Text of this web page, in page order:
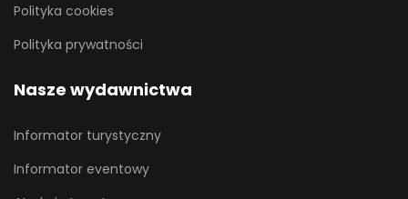
Polityka cookies
Polityka prywatności
Nasze wydawnictwa
Informator turystyczny
Informator eventowy